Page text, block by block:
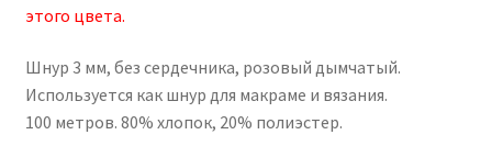
я
этого цвета.
Шнур 3 мм, без сердечника, розовый дымчатый.
Используется как шнур для макраме и вязания.
100 метров. 80% хлопок, 20% полиэстер.